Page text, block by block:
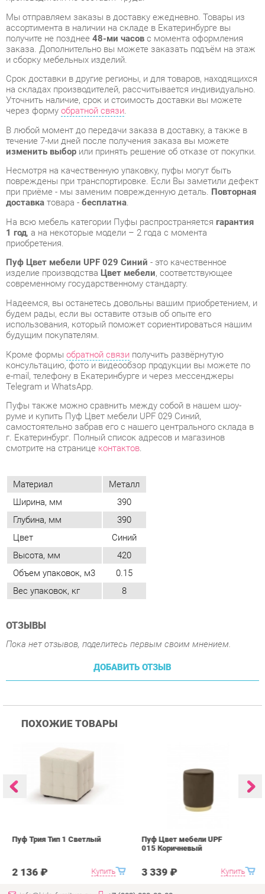
заказа. Дополнительно вы можете заказать подъём на этаж
и сборку мебельных изделий.
Срок доставки в другие регионы, и для товаров, находящихся
на складах производителей, рассчитывается индивидуально.
Уточнить наличие, срок и стоимость доставки вы можете
через формуобратной связи.
В любой момент до передачи заказа в доставку, а также в
течение 7-ми дней после получения заказа вы можете
изменить выборили принять решение об отказе от покупки.
повреждены при транспортировке. Если Вы заметили дефект
при приёме - мы заменим поврежденную деталь.Повторная
доставкатовара - бесплатна.
На всю мебель категории Пуфы распространяетсягарантия
1 год, а на некоторые модели – 2 года с момента
приобретения.
Пуф Цвет мебели UPF 029 Синий
изделие производстваЦвет мебели, соответствующее
современному государственному стандарту.
Надеемся, вы останетесь довольны вашим приобретением, и
будем рады, если вы оставите отзыв об опыте его
использования, который поможет сориентироваться нашим
будущим покупателям.
Кроме формы получить развёрнутую
консультацию, фото и видеообзор продукции вы можете по
e-mail, телефону в Екатеринбурге и через мессенджеры
Telegram и WhatsApp.
руме и купить Пуф Цвет мебели UPF 029 Синий,
самостоятельно забрав его с нашего центрального склада в
г. Екатеринбург. Полный список адресов и магазинов
смотрите на странице
Материал
Металл
Ширина, мм
390
Глубина, мм
Высота, мм
420
Объем упаковок, м3
0.15
Вес упаковок, кг
8
ОТЗЫВЫ
Пока нет отзывов, поделитесь первым своим мнением.
ДОБАВИТЬ ОТЗЫВ
ПОХОЖИЕ ТОВАРЫ
Купить
Пуф Трия Тип 1 Светлый
2 136 ₽
015 Коричневый
КАТАЛОГ
Коллекции О проекте
ГОРОДА
Весь мир